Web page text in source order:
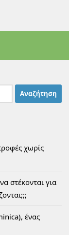
χωρίς
στέκονται για
ένας